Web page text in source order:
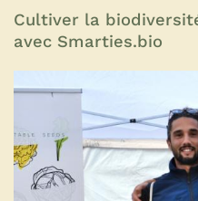
Cultiver la
avec Smarties.bio